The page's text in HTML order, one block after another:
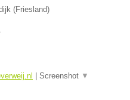
(Friesland)
Screenshot ▼